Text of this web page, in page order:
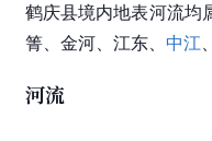
鹤庆县境内地表河流均
箐、金河、 江东、 中江
河流